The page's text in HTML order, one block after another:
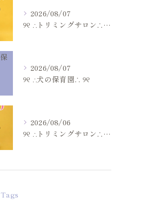
2026/08/07
୨୧ ∴トリミングサロン∴ ୨୧
2026/08/07
୨୧ ∴犬の保育園∴ ୨୧
2026/08/06
୨୧ ∴トリミングサロン∴ ୨୧
Tags